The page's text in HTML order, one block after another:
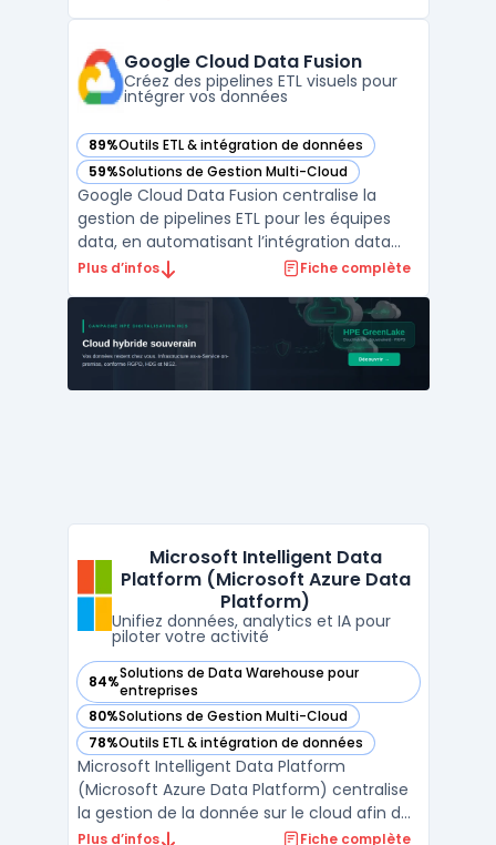
données au sein d’infrastructures hybrides
ou multi-clo ...
Google Cloud Data Fusion
Créez des pipelines ETL visuels pour
intégrer vos données
89%Outils ETL & intégration de données
— voir Google Cloud Data Fusion dans cette catégorie
59%Solutions de Gestion Multi-Cloud
— voir Google Cloud Data Fusion dans cette catégorie
Google Cloud Data Fusion centralise la
gestion de pipelines ETL pour les équipes
data, en automatisant l’intégration data
dans un contexte cloud natif. Les
croissants de données issues de sources
multiples et garantir leur traçabilité, leur
confidentialité et ...
Plus d’infos Fiche complète
Microsoft Intelligent Data
Platform (Microsoft Azure Data
Platform)
Unifiez données, analytics et IA pour
piloter votre activité
84%Solutions de Data Warehouse pour
entreprises
— voir Microsoft Intelligent Data Platform (Microsoft
80%Solutions de Gestion Multi-Cloud
— voir Microsoft Intelligent Data Platform (Microsoft
78%Outils ETL & intégration de données
— voir Microsoft Intelligent Data Platform (Microsoft
Microsoft Intelligent Data Platform
(Microsoft Azure Data Platform) centralise
la gestion de la donnée sur le cloud afin de
limiter la fragmentation des systèmes et
Plus d’infos Fiche complète